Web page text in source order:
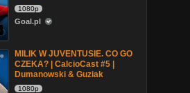
1080p
Goal.pl
MILIK W JUVENTUSIE. CO GO
CZEKA? | CalcioCast #5 |
Dumanowski & Guziak
1080p